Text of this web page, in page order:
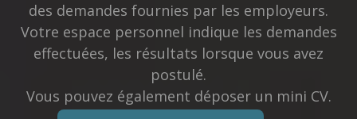
des demandes fournies par les employeurs.
Votre espace personnel indique les demandes
effectuées, les résultats lorsque vous avez
postulé.
Vous pouvez également déposer un mini CV.